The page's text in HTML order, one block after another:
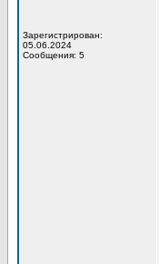
Зарегистрирован:
05.06.2024
Сообщения: 5